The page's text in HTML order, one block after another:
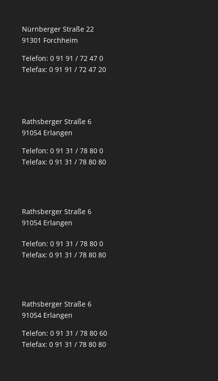
Nürnberger Straße 22
91301 Forchheim
Telefon: 0 91 91 / 72 47 0
Telefax: 0 91 91 / 72 47 20
Rathsberger Straße 6
91054 Erlangen
Telefon: 0 91 31 / 78 80 0
Telefax: 0 91 31 / 78 80 80
Rathsberger Straße 6
91054 Erlangen
Telefon: 0 91 31 / 78 80 0
Telefax: 0 91 31 / 78 80 80
Rathsberger Straße 6
91054 Erlangen
Telefon: 0 91 31 / 78 80 60
Telefax: 0 91 31 / 78 80 80